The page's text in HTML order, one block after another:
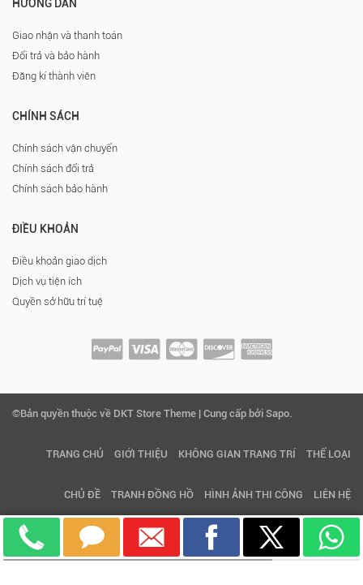
HƯỚNG DẪN
Giao nhận và thanh toán
Đổi trả và bảo hành
Đăng kí thành viên
CHÍNH SÁCH
Chính sách vận chuyển
Chính sách đổi trả
Chính sách bảo hành
ĐIỀU KHOẢN
Điều khoản giao dịch
Dịch vụ tiện ích
Quyền sở hữu trí tuệ
©Bản quyền thuộc về DKT Store Theme | Cung cấp bởi Sapo.
TRANG CHỦ GIỚI THIỆU KHÔNG GIAN TRANG TRÍ THỂ LOẠI
CHỦ ĐỀ TRANH ĐỒNG HỒ HÌNH ẢNH THI CÔNG LIÊN HỆ